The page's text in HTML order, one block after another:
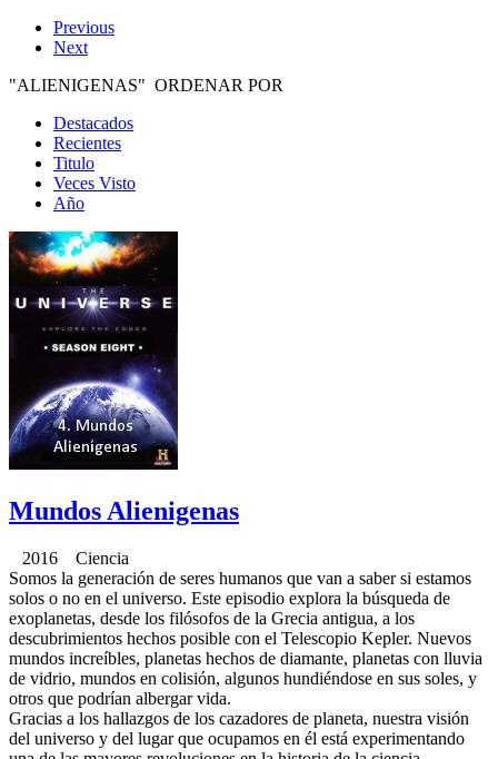
Previous
Next
"ALIENIGENAS" ORDENAR POR
Destacados
Recientes
Titulo
Veces Visto
Año
Mundos Alienigenas
2016 Ciencia
Somos la generación de seres humanos que van a saber si estamos
solos o no en el universo. Este episodio explora la búsqueda de
exoplanetas, desde los filósofos de la Grecia antigua, a los
descubrimientos hechos posible con el Telescopio Kepler. Nuevos
mundos increíbles, planetas hechos de diamante, planetas con lluvia
de vidrio, mundos en colisión, algunos hundiéndose en sus soles, y
otros que podrían albergar vida.
Gracias a los hallazgos de los cazadores de planeta, nuestra visión
del universo y del lugar que ocupamos en él está experimentando